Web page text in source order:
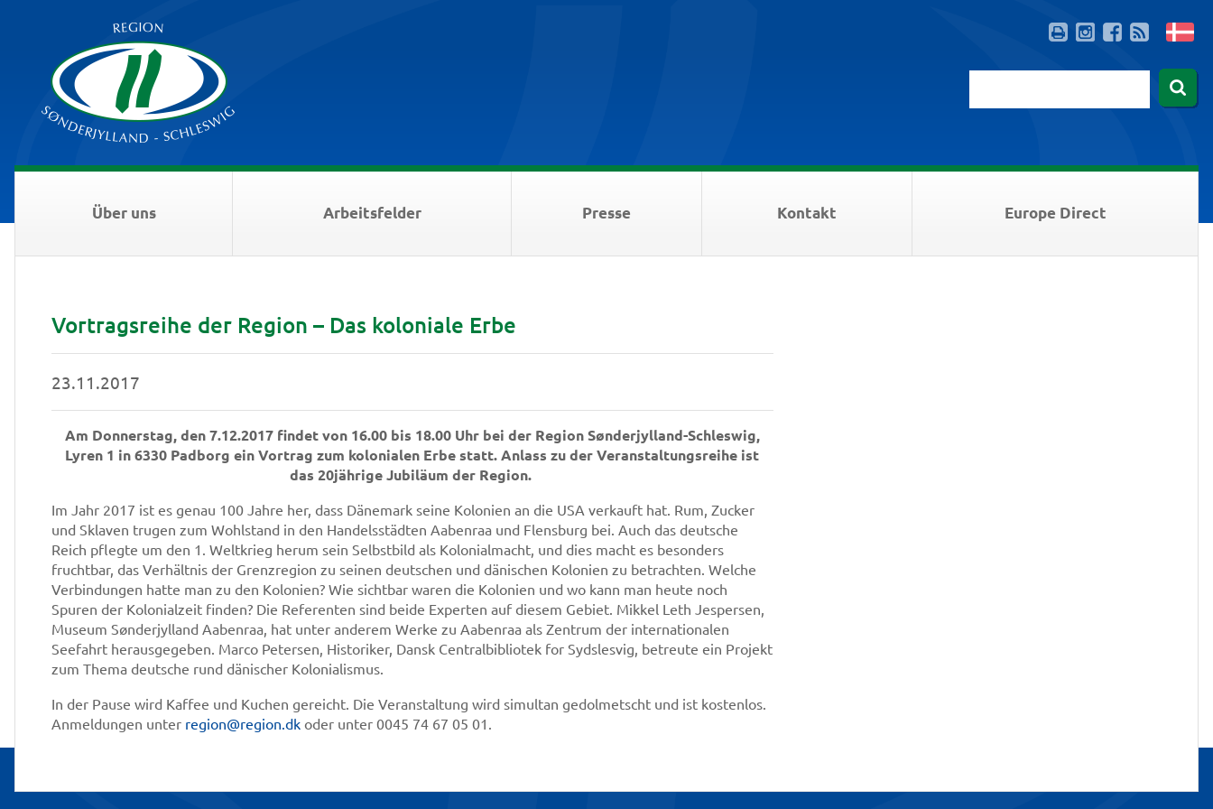
Über uns Arbeitsfelder Presse Kontakt Europe Direct
Vortragsreihe der Region – Das koloniale Erbe
23.11.2017
Am Donnerstag, den 7.12.2017 findet von 16.00 bis 18.00 Uhr bei der Region Sønderjylland-Schleswig,
Lyren 1 in 6330 Padborg ein Vortrag zum kolonialen Erbe statt. Anlass zu der Veranstaltungsreihe ist
das 20jährige Jubiläum der Region.
Im Jahr 2017 ist es genau 100 Jahre her, dass Dänemark seine Kolonien an die USA verkauft hat. Rum, Zucker
und Sklaven trugen zum Wohlstand in den Handelsstädten Aabenraa und Flensburg bei. Auch das deutsche
Reich pflegte um den 1. Weltkrieg herum sein Selbstbild als Kolonialmacht, und dies macht es besonders
fruchtbar, das Verhältnis der Grenzregion zu seinen deutschen und dänischen Kolonien zu betrachten. Welche
Verbindungen hatte man zu den Kolonien? Wie sichtbar waren die Kolonien und wo kann man heute noch
Spuren der Kolonialzeit finden? Die Referenten sind beide Experten auf diesem Gebiet. Mikkel Leth Jespersen,
Museum Sønderjylland Aabenraa, hat unter anderem Werke zu Aabenraa als Zentrum der internationalen
Seefahrt herausgegeben. Marco Petersen, Historiker, Dansk Centralbibliotek for Sydslesvig, betreute ein Projekt
zum Thema deutsche rund dänischer Kolonialismus.
In der Pause wird Kaffee und Kuchen gereicht. Die Veranstaltung wird simultan gedolmetscht und ist kostenlos.
Anmeldungen unter region@region.dk oder unter 0045 74 67 05 01.